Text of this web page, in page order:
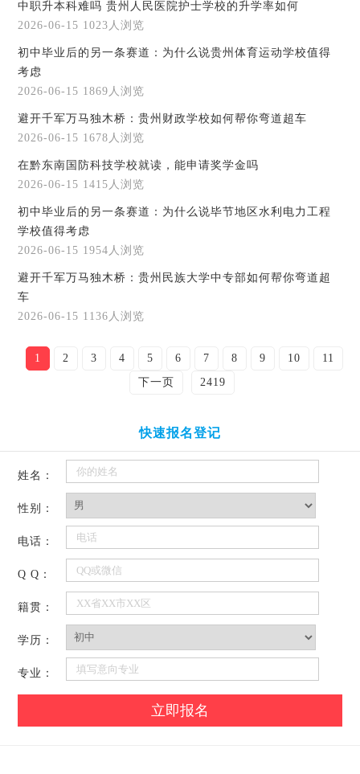
中职升本科难吗 贵州人民医院护士学校的升学率如何
2026-06-15 1023人浏览
初中毕业后的另一条赛道：为什么说贵州体育运动学校值得
考虑
2026-06-15 1869人浏览
避开千军万马独木桥：贵州财政学校如何帮你弯道超车
2026-06-15 1678人浏览
在黔东南国防科技学校就读，能申请奖学金吗
2026-06-15 1415人浏览
初中毕业后的另一条赛道：为什么说毕节地区水利电力工程
学校值得考虑
2026-06-15 1954人浏览
避开千军万马独木桥：贵州民族大学中专部如何帮你弯道超
车
2026-06-15 1136人浏览
1 2 3 4 5 6 7 8 9 10
11
下一页
2419
快速报名登记
姓名：
性别：
电话：
Q Q：
籍贯：
学历：
专业：